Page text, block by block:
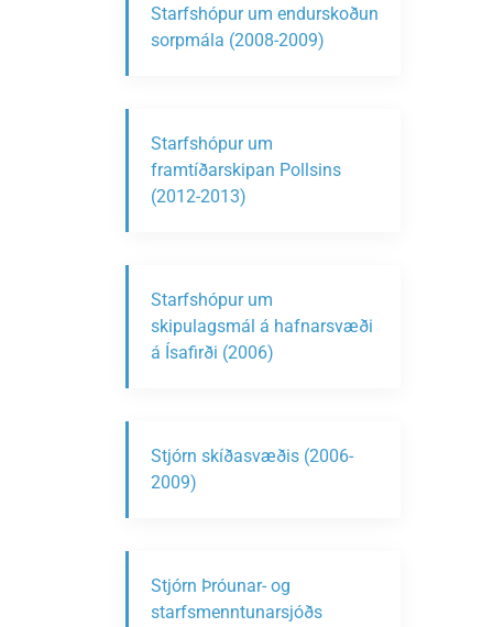
Starfshópur um endurskoðun
sorpmála (2008-2009)
Starfshópur um
framtíðarskipan Pollsins
(2012-2013)
Starfshópur um
skipulagsmál á hafnarsvæði
á Ísafirði (2006)
Stjórn skíðasvæðis (2006-
2009)
Stjórn Þróunar- og
starfsmenntunarsjóðs